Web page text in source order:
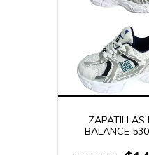
ZAPATILLAS
BALANCE